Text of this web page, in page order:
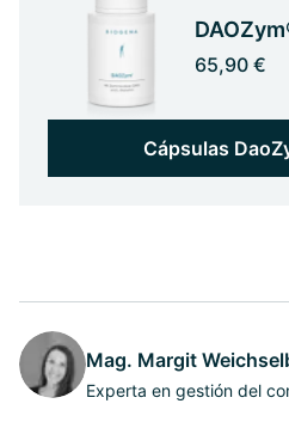
65,90 €
Cápsulas
Mag. Margit
Experta en gestión del